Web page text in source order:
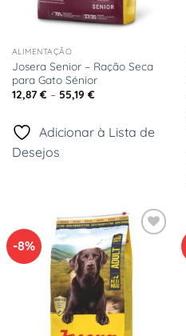
ALIMENTAÇÃO
Josera Senior – Ração Seca
para Gato Sénior
12,87 € – 55,19 €Price
55,19 €
Adicionar à Lista de
Desejos
-8%
Adicionar
à Lista
Desejos